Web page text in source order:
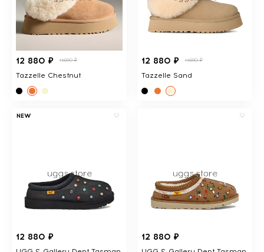
12 880 ₽ 15890 ₽
Tazzelle Chestnut
12 880 ₽ 15890 ₽
Tazzelle Sand
NEW
12 880 ₽ 12 880 ₽